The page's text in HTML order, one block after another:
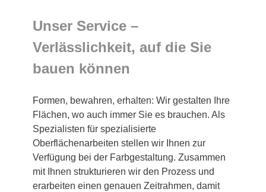
Unser Service –
Verlässlichkeit, auf die Sie
bauen können
Formen, bewahren, erhalten: Wir gestalten Ihre
Flächen, wo auch immer Sie es brauchen. Als
Spezialisten für spezialisierte
Oberflächenarbeiten stellen wir Ihnen zur
Verfügung bei der Farbgestaltung. Zusammen
mit Ihnen strukturieren wir den Prozess und
erarbeiten einen genauen Zeitrahmen, damit